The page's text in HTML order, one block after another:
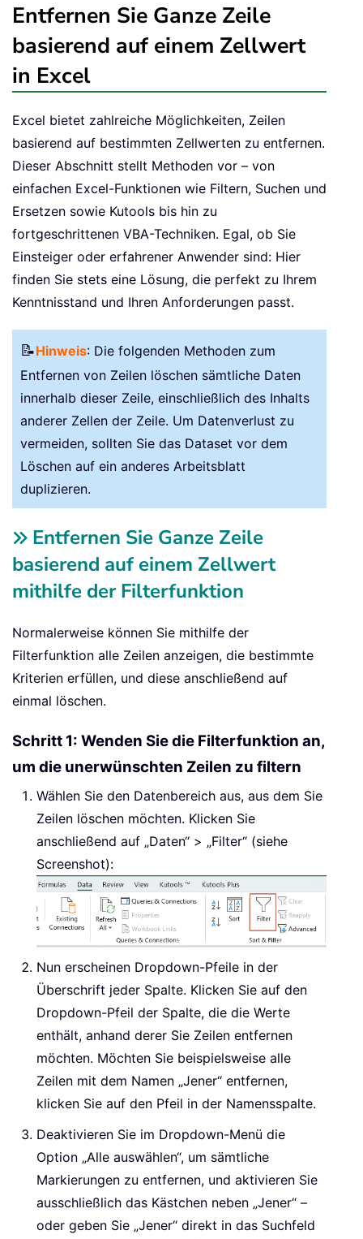
Entfernen Sie Ganze Zeile
basierend auf einem Zellwert
in Excel
Excel bietet zahlreiche Möglichkeiten, Zeilen
basierend auf bestimmten Zellwerten zu entfernen.
Dieser Abschnitt stellt Methoden vor – von
einfachen Excel-Funktionen wie Filtern, Suchen und
Ersetzen sowie Kutools bis hin zu
fortgeschrittenen VBA-Techniken. Egal, ob Sie
Einsteiger oder erfahrener Anwender sind: Hier
finden Sie stets eine Lösung, die perfekt zu Ihrem
Kenntnisstand und Ihren Anforderungen passt.
📝Hinweis: Die folgenden Methoden zum
Entfernen von Zeilen löschen sämtliche Daten
innerhalb dieser Zeile, einschließlich des Inhalts
anderer Zellen der Zeile. Um Datenverlust zu
vermeiden, sollten Sie das Dataset vor dem
Löschen auf ein anderes Arbeitsblatt
duplizieren.
Entfernen Sie Ganze Zeile
basierend auf einem Zellwert
mithilfe der Filterfunktion
Normalerweise können Sie mithilfe der
Filterfunktion alle Zeilen anzeigen, die bestimmte
Kriterien erfüllen, und diese anschließend auf
einmal löschen.
Schritt 1: Wenden Sie die Filterfunktion an,
um die unerwünschten Zeilen zu filtern
Wählen Sie den Datenbereich aus, aus dem Sie
Zeilen löschen möchten. Klicken Sie
anschließend auf „Daten“ > „Filter“ (siehe
Screenshot):
Nun erscheinen Dropdown-Pfeile in der
Überschrift jeder Spalte. Klicken Sie auf den
Dropdown-Pfeil der Spalte, die die Werte
enthält, anhand derer Sie Zeilen entfernen
möchten. Möchten Sie beispielsweise alle
Zeilen mit dem Namen „Jener“ entfernen,
klicken Sie auf den Pfeil in der Namensspalte.
Deaktivieren Sie im Dropdown-Menü die
Option „Alle auswählen“, um sämtliche
Markierungen zu entfernen, und aktivieren Sie
ausschließlich das Kästchen neben „Jener“ –
oder geben Sie „Jener“ direkt in das Suchfeld